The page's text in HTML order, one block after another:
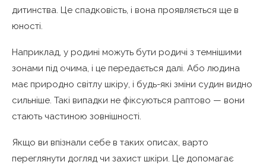
дитинства. Це спадковість, і вона проявляється ще в
юності.
Наприклад, у родині можуть бути родичі з темнішими
зонами під очима, і це передається далі. Або людина
має природно світлу шкіру, і будь-які зміни судин видно
сильніше. Такі випадки не фіксуються раптово — вони
стають частиною зовнішності.
Якщо ви впізнали себе в таких описах, варто
переглянути догляд чи захист шкіри. Це допомагає